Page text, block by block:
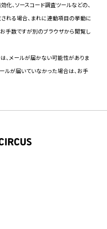
、ソースコード調査ツールなどの、
れる場合、まれに連動項目の挙動に
手数ですが別のブラウザから閲覧し
、メールが届かない可能性がありま
ルが届いていなかった場合は、お手